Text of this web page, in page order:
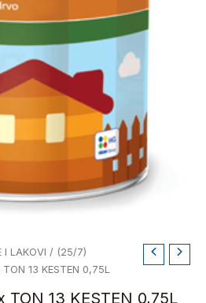
I LAKOVI / (25/7)
13 KESTEN 0,75L
TON 13 KESTEN 0,75L